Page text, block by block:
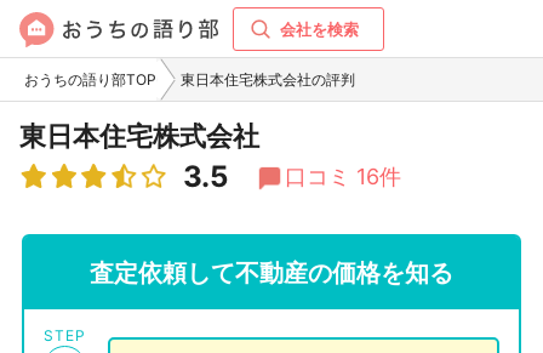
会社を検索
おうちの語り部TOP 東日本住宅株式会社の評判
東日本住宅株式会社
3.5 口コミ 16件
査定依頼して不動産の価格を知る
STEP